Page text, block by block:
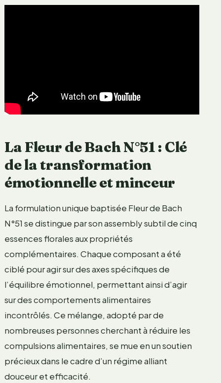
La Fleur de Bach N°51 : Clé
de la transformation
émotionnelle et minceur
La formulation unique baptisée Fleur de Bach
N°51 se distingue par son assembly subtil de cinq
essences florales aux propriétés
complémentaires. Chaque composant a été
ciblé pour agir sur des axes spécifiques de
l’équilibre émotionnel, permettant ainsi d’agir
sur des comportements alimentaires
incontrôlés. Ce mélange, adopté par de
nombreuses personnes cherchant à réduire les
compulsions alimentaires, se mue en un soutien
précieux dans le cadre d’un régime alliant
douceur et efficacité.